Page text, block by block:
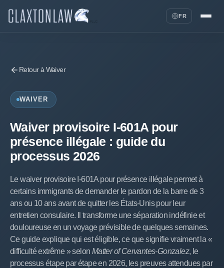
FR
Retour à Waiver
WAIVER
Waiver provisoire I-601A pour
présence illégale : guide du
processus 2026
Le waiver provisoire I-601A pour présence illégale permet à
certains immigrants de demander le pardon de la barre de 3
ans ou 10 ans avant de quitter les États-Unis pour leur
entretien consulaire. Il transforme une séparation indéfinie et
douloureuse en un voyage prévisible de quelques semaines.
Ce guide explique qui est éligible, ce que signifie vraiment la «
difficulté extrême » selon Matter of Cervantes-Gonzalez, le
processus étape par étape en 2026, les preuves attendues par